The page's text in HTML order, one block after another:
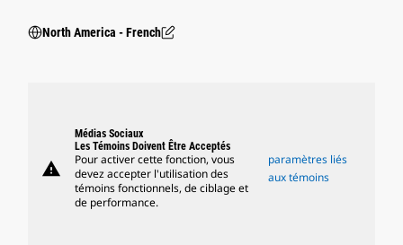
North America - French
warning
Médias Sociaux
Les Témoins Doivent Être Acceptés
Pour activer cette fonction, vous
devez accepter l'utilisation des
témoins fonctionnels, de ciblage et
de performance.
paramètres liés
aux témoins